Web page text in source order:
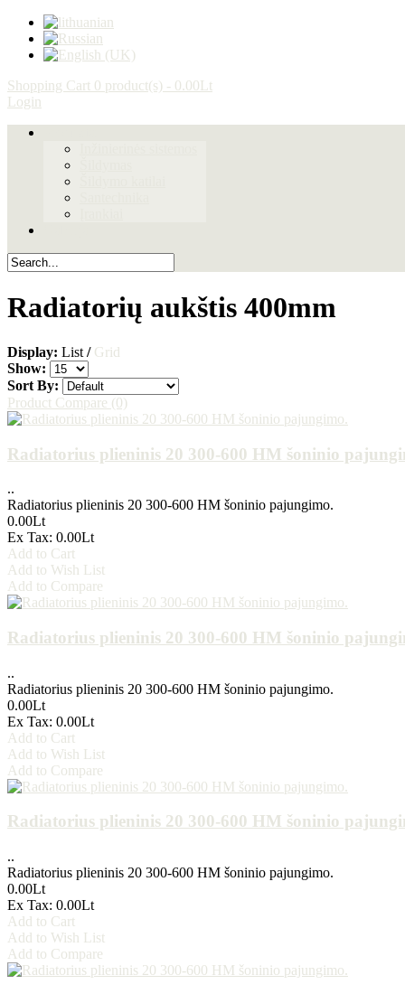
Shopping Cart 0 product(s) - 0.00Lt
Login
Radiatorių aukštis 400mm
Display: List / Grid
Show:
Sort By:
Product Compare (0)
Radiatorius plieninis 20 300-600 HM šoninio
..
Radiatorius plieninis 20 300-600 HM šoninio pajungimo.
0.00Lt
Ex Tax: 0.00Lt
Add to Cart
Add to Wish List
Add to Compare
Radiatorius plieninis 20 300-600 HM šoninio
..
Radiatorius plieninis 20 300-600 HM šoninio pajungimo.
0.00Lt
Ex Tax: 0.00Lt
Add to Cart
Add to Wish List
Add to Compare
Radiatorius plieninis 20 300-600 HM šoninio
..
Radiatorius plieninis 20 300-600 HM šoninio pajungimo.
0.00Lt
Ex Tax: 0.00Lt
Add to Cart
Add to Wish List
Add to Compare